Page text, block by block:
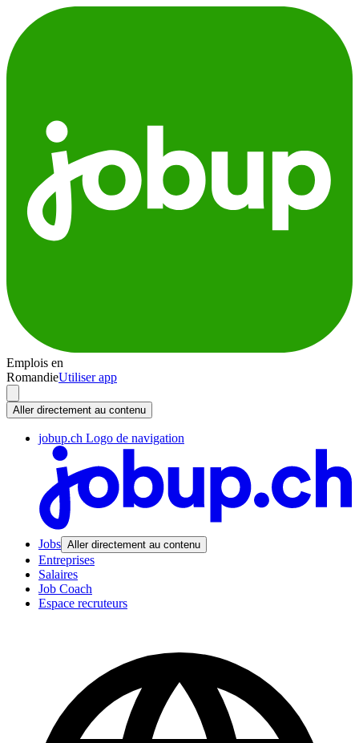
Emplois en
RomandieUtiliser app
Aller directement au contenu
jobup.ch Logo de navigation
Jobs Aller directement au contenu
Entreprises
Salaires
Job Coach
Espace recruteurs